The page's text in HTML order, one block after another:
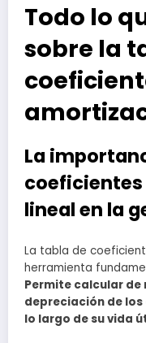
Todo lo
sobre la
La
lineal en la
La tabla de
herramienta
Permite calcular
depreciación de
lo largo de su vida